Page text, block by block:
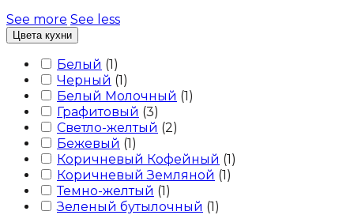
See more See less
Цвета кухни
Белый (1)
Черный (1)
Белый Молочный (1)
Графитовый (3)
Светло-желтый (2)
Бежевый (1)
Коричневый Кофейный (1)
Коричневый Земляной (1)
Темно-желтый (1)
Зеленый бутылочный (1)